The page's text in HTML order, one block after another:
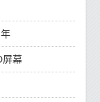
屏幕